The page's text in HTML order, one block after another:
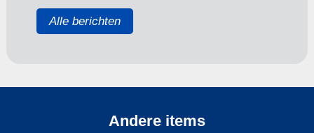
Alle berichten
Andere items